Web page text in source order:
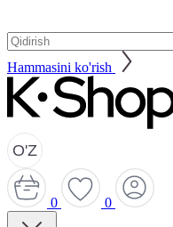
Hammasini ko'rish
O'Z
0 0